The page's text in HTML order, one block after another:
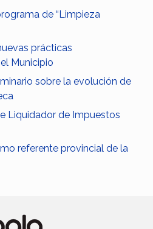
de “Limpieza
prácticas
Municipio
sobre la evolución de
Liquidador de Impuestos
referente provincial de la